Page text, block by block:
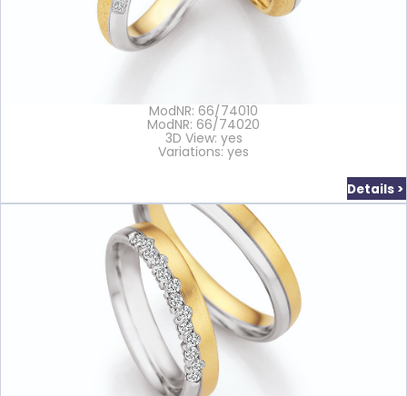
ModNR: 66/74010
ModNR: 66/74020
3D View: yes
Variations: yes
Details >